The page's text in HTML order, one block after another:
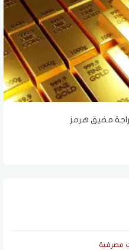
مضيق هرمز
مصرفية